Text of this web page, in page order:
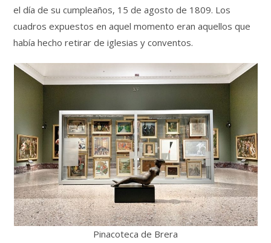
el día de su cumpleaños, 15 de agosto de 1809. Los
cuadros expuestos en aquel momento eran aquellos que
había hecho retirar de iglesias y conventos.
Pinacoteca de Brera